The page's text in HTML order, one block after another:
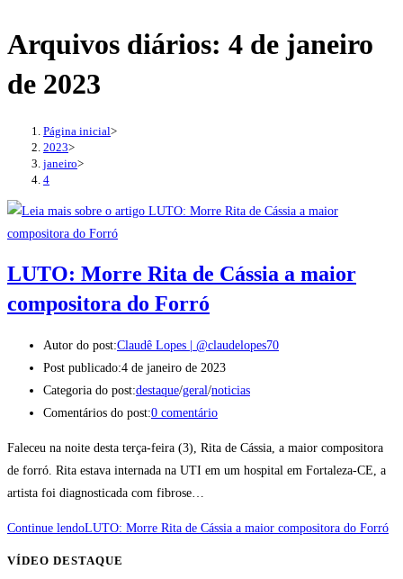
Arquivos diários: 4 de janeiro
de 2023
Página inicial>
2023>
janeiro>
4
LUTO: Morre Rita de Cássia a maior
compositora do Forró
Autor do post:Claudê Lopes | @claudelopes70
Post publicado:4 de janeiro de 2023
Categoria do post:destaque/geral/noticias
Comentários do post:0 comentário
Faleceu na noite desta terça-feira (3), Rita de Cássia, a maior compositora
de forró. Rita estava internada na UTI em um hospital em Fortaleza-CE, a
artista foi diagnosticada com fibrose…
Continue lendoLUTO: Morre Rita de Cássia a maior compositora do Forró
VÍDEO DESTAQUE